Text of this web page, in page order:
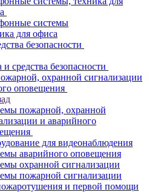
системы
для офиса
безопасности
и средства безопасности
охранной сигнализации
оповещения
пожарной, охранной
и аварийного
для видеонаблюдения
аварийного оповещения
охранной сигнализации
пожарной сигнализации
и первой помощи